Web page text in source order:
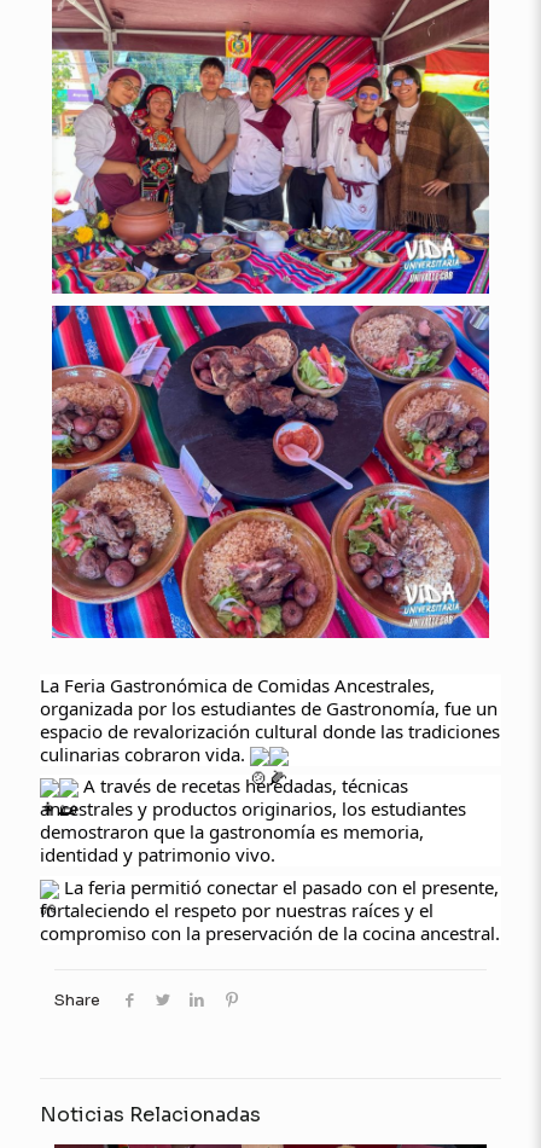
La Feria Gastronómica de Comidas Ancestrales,
organizada por los estudiantes de Gastronomía, fue un
espacio de revalorización cultural donde las tradiciones
culinarias cobraron vida.
A través de recetas heredadas, técnicas
ancestrales y productos originarios, los estudiantes
demostraron que la gastronomía es memoria,
identidad y patrimonio vivo.
La feria permitió conectar el pasado con el presente,
fortaleciendo el respeto por nuestras raíces y el
compromiso con la preservación de la cocina ancestral.
Share
Noticias Relacionadas